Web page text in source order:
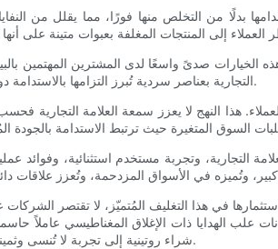
بدلًا من التخلص منها فورًا، مما يقلل من
صدىً واسعًا لدى المشترين المهتمين
التجارية بعناصر سردية تُبرز التزامها بالاستدامة دون التضحية بالأناقة.
هذا النهج لا يعزز سمعة العلامة التجارية
التجارية، وتجربة مستخدم استثنائية، وفوائد
في هذا التغليف المُتميّز، لا تقتصر الشركات
علب الهدايا ذات الإغلاق المغناطيسي عاملاً
شراء روتينية إلى تجربة لا تُنسى وثمينة لدى المستهلكين.